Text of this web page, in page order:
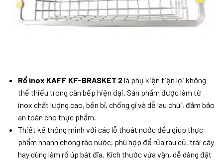
Rổ inox KAFF KF-BRASKET 2là phụ kiện tiện lợi không
thể thiếu trong căn bếp hiện đại. Sản phẩm được làm từ
inox chất lượng cao, bền bỉ, chống gỉ và dễ lau chùi, đảm bảo
an toàn cho thực phẩm.
Thiết kế thông minh với các lỗ thoát nước đều giúp thực
phẩm nhanh chóng ráo nước, phù hợp để rửa rau củ, trái cây
hay dùng làm rổ úp bát đĩa. Kích thước vừa vặn, dễ dàng đặt